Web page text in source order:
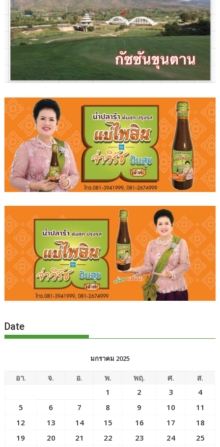
Date
มกราคม 2025
อา. จ. อ. พ. พฤ. ศ.
ส.
1
2 3
4
5
6 7 8 9 10
11
12
13 14 15 16 17
18
19
20 21 22 23 24
25